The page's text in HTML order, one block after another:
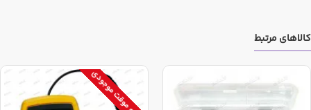
کالاهای مرتبط
اتمام موقت موجودی